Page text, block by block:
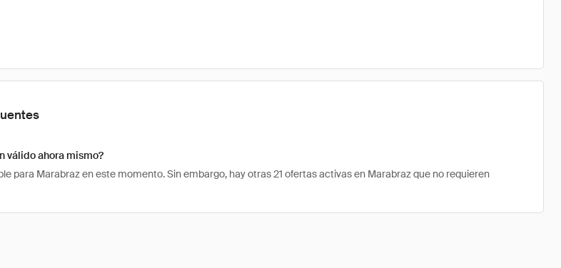
válido ahora mismo?
para Marabraz en este momento. Sin embargo, hay otras 21 ofertas activas en Marabraz que no requieren